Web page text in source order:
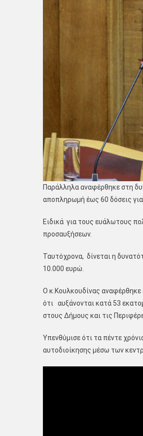
Παράλληλα αναφέρθηκε στη
αποπληρωμή έως 60 δόσεις για
Ειδικά για τους ευάλωτους
προσαυξήσεων.
Ταυτόχρονα, δίνεται η
10.000 ευρώ.
Ο κ.Κουλκουδίνας αναφέρθηκε
ότι αυξάνονται κατά 53
στους Δήμους και τις
Υπενθύμισε ότι τα πέντε
αυτοδιοίκησης μέσω των